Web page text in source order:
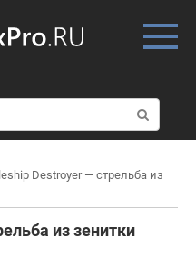
Destroyer — стрельба из
из зенитки